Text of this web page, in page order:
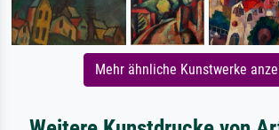
Mehr ähnliche Kunstwerke